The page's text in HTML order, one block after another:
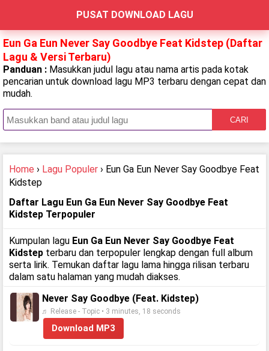
PUSAT DOWNLOAD LAGU
Eun Ga Eun Never Say Goodbye Feat Kidstep (Daftar
Lagu & Versi Terbaru)
Panduan : Masukkan judul lagu atau nama artis pada kotak
pencarian untuk download lagu MP3 terbaru dengan cepat dan
mudah.
CARI
Home › Lagu Populer › Eun Ga Eun Never Say Goodbye Feat
Kidstep
Daftar Lagu Eun Ga Eun Never Say Goodbye Feat
Kidstep Terpopuler
Kumpulan lagu Eun Ga Eun Never Say Goodbye Feat
Kidstep terbaru dan terpopuler lengkap dengan full album
serta lirik. Temukan daftar lagu lama hingga rilisan terbaru
dalam satu halaman yang mudah diakses.
Never Say Goodbye (Feat. Kidstep)
♬ Release - Topic • 3 minutes, 18 seconds
Download MP3